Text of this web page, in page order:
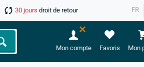
30 jours droit de retour FR
Chercher Mon compte Favoris Mon